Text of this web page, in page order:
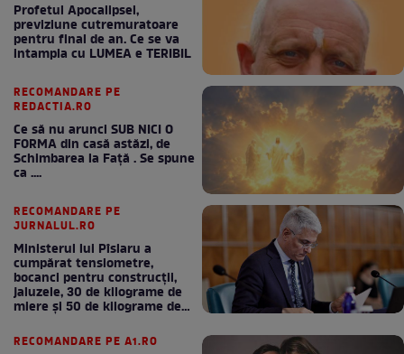
Profetul Apocalipsei,
previziune cutremuratoare
pentru final de an. Ce se va
intampla cu LUMEA e TERIBIL
RECOMANDARE PE
REDACTIA.RO
Ce să nu arunci SUB NICI O
FORMA din casă astăzi, de
Schimbarea la Față . Se spune
ca ....
RECOMANDARE PE
JURNALUL.RO
Ministerul lui Pîslaru a
cumpărat tensiometre,
bocanci pentru construcții,
jaluzele, 30 de kilograme de
miere și 50 de kilograme de
RECOMANDARE PE A1.RO